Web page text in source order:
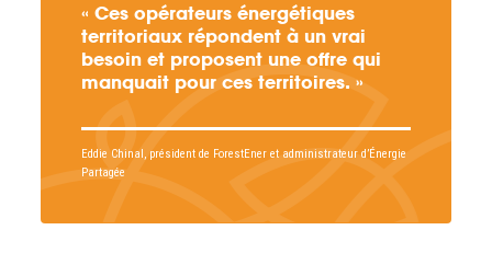
« Ces opérateurs énergétiques
territoriaux répondent à un vrai
besoin et proposent une offre qui
manquait pour ces territoires. »
Eddie Chinal, président de ForestEner et administrateur d’Énergie
Partagée